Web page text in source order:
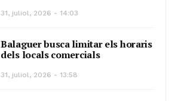
31, juliol, 2026 - 14:03
Balaguer busca limitar els horaris
dels locals comercials
31, juliol, 2026 - 13:58